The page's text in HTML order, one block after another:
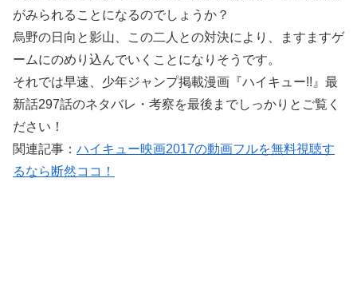
がみられることになるのでしょうか？
烏野の日向と影山、この二人との対決により、ますますゲ
ームにのめり込んでいくことになりそうです。
それでは早速、少年ジャンプ掲載漫画『ハイキュー!!』最
新話297話のネタバレ・考察を最後までしっかりとご覧く
ださい！
関連記事： ハイキュー映画2017の動画フルを無料視聴す
るなら断然ココ！